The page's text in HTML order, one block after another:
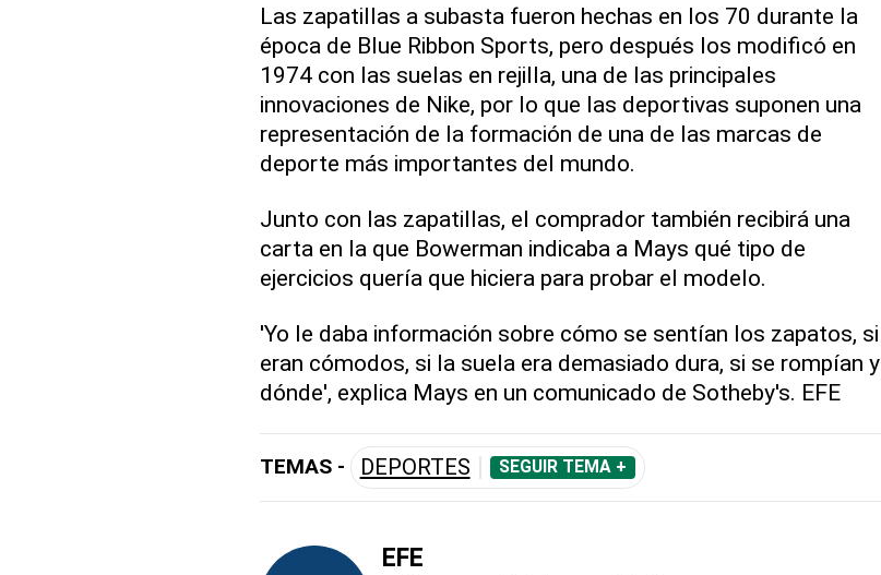
Las zapatillas a subasta fueron hechas en los 70 durante la
época de Blue Ribbon Sports, pero después los modificó en
1974 con las suelas en rejilla, una de las principales
innovaciones de Nike, por lo que las deportivas suponen una
representación de la formación de una de las marcas de
deporte más importantes del mundo.
Junto con las zapatillas, el comprador también recibirá una
carta en la que Bowerman indicaba a Mays qué tipo de
ejercicios quería que hiciera para probar el modelo.
'Yo le daba información sobre cómo se sentían los zapatos, si
eran cómodos, si la suela era demasiado dura, si se rompían y
dónde', explica Mays en un comunicado de Sotheby's. EFE
TEMAS - DEPORTES SEGUIR TEMA +
EFE